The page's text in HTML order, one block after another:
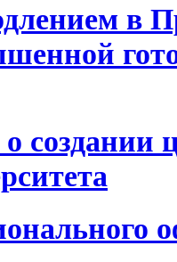
в
создании